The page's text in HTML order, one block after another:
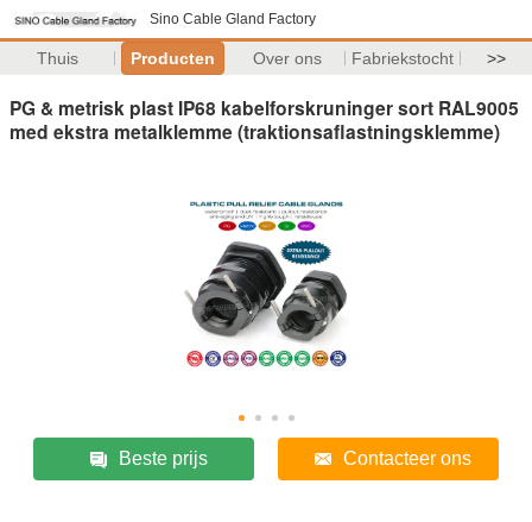
Sino Cable Gland Factory
Thuis Producten Over ons Fabriekstocht >>
PG & metrisk plast IP68 kabelforskruninger sort RAL9005
med ekstra metalklemme (traktionsaflastningsklemme)
Beste prijs Contacteer ons